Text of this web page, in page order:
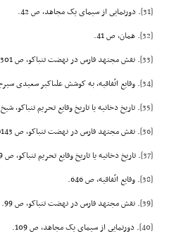
[31]
. دورنمایى از سیماى یک مجاهد، ص 42.
[32]
. همان، ص 41.
[33]
. نقش مجتهد فارس در نهضت تنباکو، ص 301، دورنمایى از سیماى یک مجاهد، ص 55 و 54.
[34]
. وقایع اتّفاقیه، به کوشش علىاکبر سعیدى سیرجانى،
[35]
. تاریخ دخانیه یا تاریخ وقایع تحریم تنباکو،
[36]
. نقش مجتهد فارس در نهضت تنباکو، ص 143قرارداد 1890 رژى تحریم تنباکو، ص 92.
[37]
. تاریخ دخانیه یا تاریخ وقایع تحریم تنباکو، ص 79.
[38]
. وقایع اتّفاقیه، ص 646.
[39]
. نقش مجتهد فارس در نهضت تنباکو، ص 99.
[40]
. دورنمایى از سیماى یک مجاهد، ص 109.